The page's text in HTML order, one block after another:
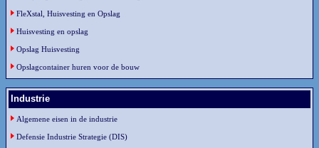
FleXstal, Huisvesting en Opslag
Huisvesting en opslag
Opslag Huisvesting
Opslagcontainer huren voor de bouw
Industrie
Algemene eisen in de industrie
Defensie Industrie Strategie (DIS)